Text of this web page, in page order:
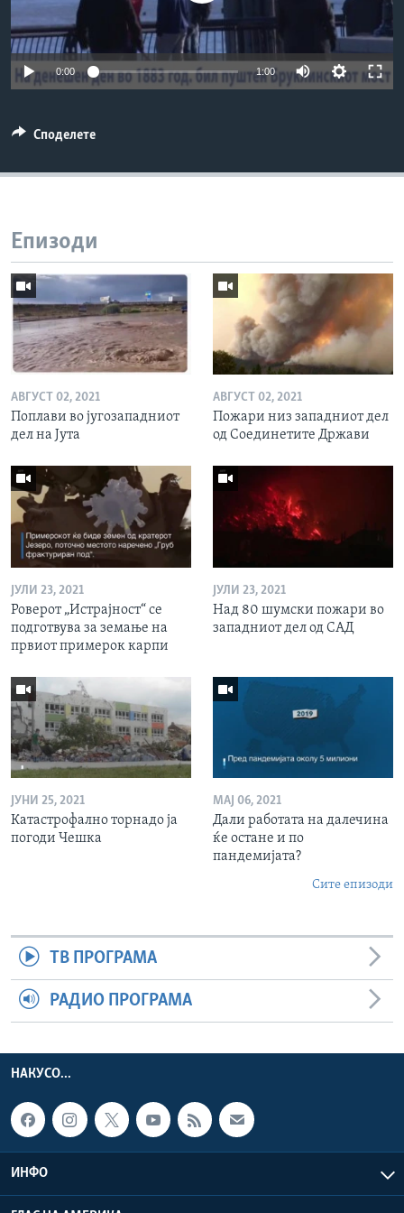
ИНТЕРВЈУА
Јазици
0:00 1:00
Споделете
Епизоди
АВГУСТ 02, 2021
Поплави во југозападниот
дел на Јута
АВГУСТ 02, 2021
Пожари низ западниот дел
од Соединетите Држави
ЈУЛИ 23, 2021
Роверот „Истрајност“ се
подготвува за земање на
првиот примерок карпи
ЈУЛИ 23, 2021
Над 80 шумски пожари во
западниот дел од САД
ЈУНИ 25, 2021
Катастрофално торнадо ја
погоди Чешка
МАЈ 06, 2021
Дали работата на далечина
ќе остане и по
пандемијата?
Сите епизоди
ТВ ПРОГРАМА
РАДИО ПРОГРАМА
НАКУСО...
ИНФО